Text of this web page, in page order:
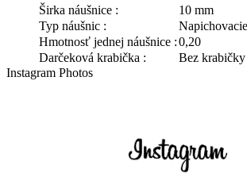
Širka náušnice :
10 mm
Typ náušnic :
Napichovacie
Hmotnosť jednej náušnice :0,20
Darčeková krabička :
Bez krabičky
Instagram Photos